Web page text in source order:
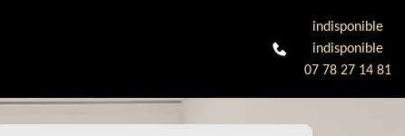
indisponible
indisponible
07 78 27 14 81